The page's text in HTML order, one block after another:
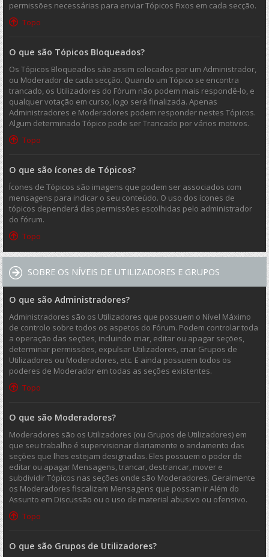
permissões necessárias para enviar Tópicos Fixos em cada secção.
Topo
O que são Tópicos Bloqueados?
Os Tópicos Bloqueados são assim colocados por um Administrador,
ou Moderador de cada secção. Quando um Tópico se encontra
trancado, os Utilizadores do Fórum não podem mais respondê-lo, e
qualquer votação em curso, logo será finalizada. Apenas
Administradores e Moderadores podem responder nestes Tópicos.
Algum determinado Tópico pode ser Trancado por vários motivos.
Topo
O que são ícones de Tópicos?
Ícones de Tópicos são imagens que podem ser associados com
mensagens para indicar o seu conteúdo. O uso dos ícones de
tópicos dependerá das permissões escolhidas pelo administrador
do fórum.
Topo
SOBRE OS NÍVEIS DE UTILIZADORES E GRUPOS
O que são Administradores?
Administradores são os Utilizadores que possuem o Nível Máximo
de controlo sobre todos os aspetos do Fórum. Podem controlar toda
a operação das seções, incluindo criar, editar ou apagar seções,
determinar permissões, expulsar Utilizadores, criar Grupos de
Utilizadores ou Moderadores, etc. E ainda possuem todos os
poderes de Moderador em todas as seções existentes.
Topo
O que são Moderadores?
Moderadores são os Utilizadores (ou Grupos de Utilizadores) em
que seu trabalho é supervisionar diariamente o andamento das
seções que lhes estejam designadas. Eles possuem o poder de
editar ou apagar Mensagens, trancar, destrancar, mover e
subdividir Tópicos nas seções onde são Moderadores. Geralmente
os Moderadores fiscalizam Mensagens que possam ir Além do
Assunto em Discussão ou o uso de material abusivo ou ofensivo.
Topo
O que são Grupos de Utilizadores?